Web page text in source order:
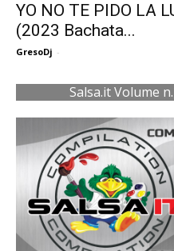
YO NO TE PIDO LA
(2023 Bachata...
GresoDj -
Salsa.it Volume